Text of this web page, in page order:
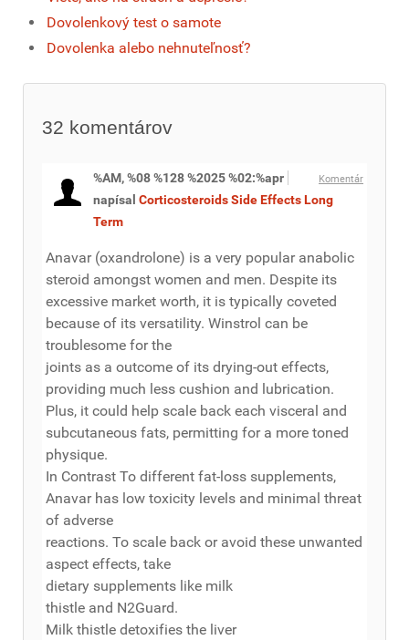
Dovolenkový test o samote
Dovolenka alebo nehnuteľnosť?
32 komentárov
Komentár
%AM, %08 %128 %2025 %02:%apr
napísal Corticosteroids Side Effects Long
Term
Anavar (oxandrolone) is a very popular anabolic
steroid amongst women and men. Despite its
excessive market worth, it is typically coveted
because of its versatility. Winstrol can be
troublesome for the
joints as a outcome of its drying-out effects,
providing much less cushion and lubrication.
Plus, it could help scale back each visceral and
subcutaneous fats, permitting for a more toned
physique.
In Contrast To different fat-loss supplements,
Anavar has low toxicity levels and minimal threat
of adverse
reactions. To scale back or avoid these unwanted
aspect effects, take
dietary supplements like milk
thistle and N2Guard.
Milk thistle detoxifies the liver